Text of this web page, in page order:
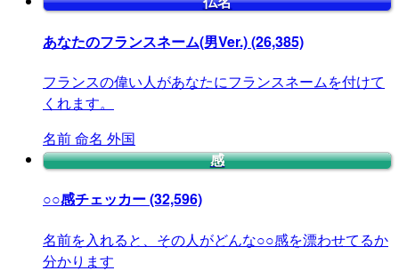
あなたのフランスネーム(男Ver.)(26,385)
フランスの偉い人があなたにフランスネームを付けて
くれます。
名前命名 外国
感
○○感チェッカー(32,596)
名前を入れると、その人がどんな○○感を漂わせてるか
分かります